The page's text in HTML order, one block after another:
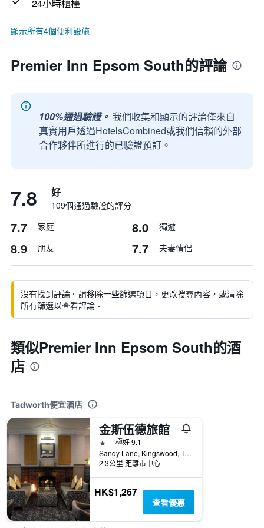
24小時櫃檯
顯示所有4個便利設施
Premier Inn Epsom South的評論
100%通過驗證。 我們收集和顯示的評論僅來自
真實用戶透過HotelsCombined或我們信賴的外部
合作夥伴所進行的已驗證預訂。
7.8 好
109個通過驗證的評分
7.7 家庭 8.0 獨遊
8.9 朋友 7.7 夫妻情侶
沒有找到評論。請移除一些篩選項目，更改搜尋內容，或清除
所有篩選以查看評論。
類似Premier Inn Epsom South的酒
店
Tadworth便宜酒店
金斯伍德旅館
1星級極好 9.1
Sandy Lane, Kingswood, Tadworth, 英國
2.3公里 距離市中心
HK$1,267
查看優惠